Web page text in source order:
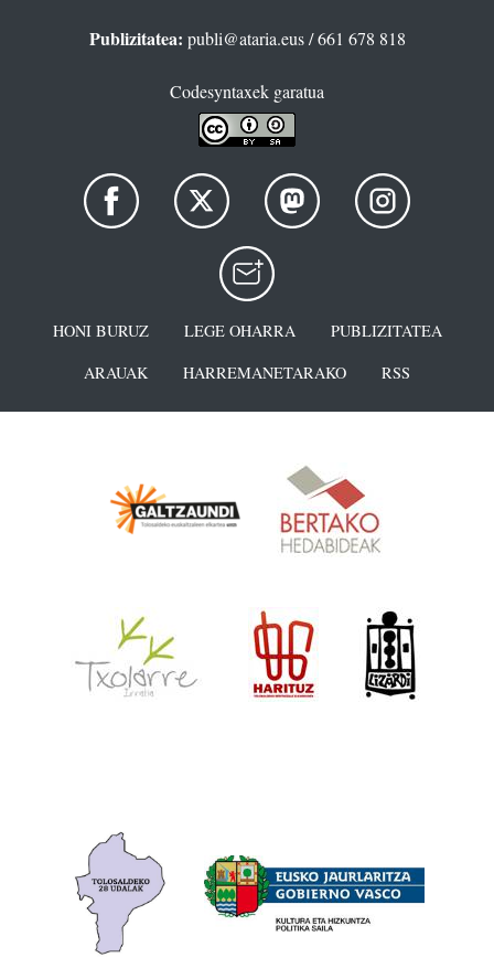
Publizitatea: publi@ataria.eus/ 661 678 818
Codesyntaxek garatua
HONI BURUZ LEGE OHARRA
PUBLIZITATEA
ARAUAK
HARREMANETARAKO RSS